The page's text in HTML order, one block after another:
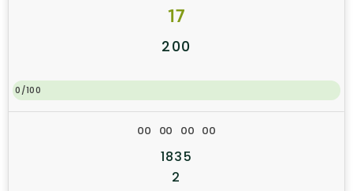
17
200
0/100
00 00 00 00
1835
2